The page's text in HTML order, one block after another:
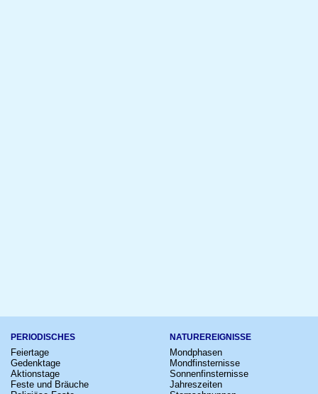
PERIODISCHES
Feiertage
Gedenktage
Aktionstage
Feste und Bräuche
NATUREREIGNISSE
Mondphasen
Mondfinsternisse
Sonnenfinsternisse
Jahreszeiten